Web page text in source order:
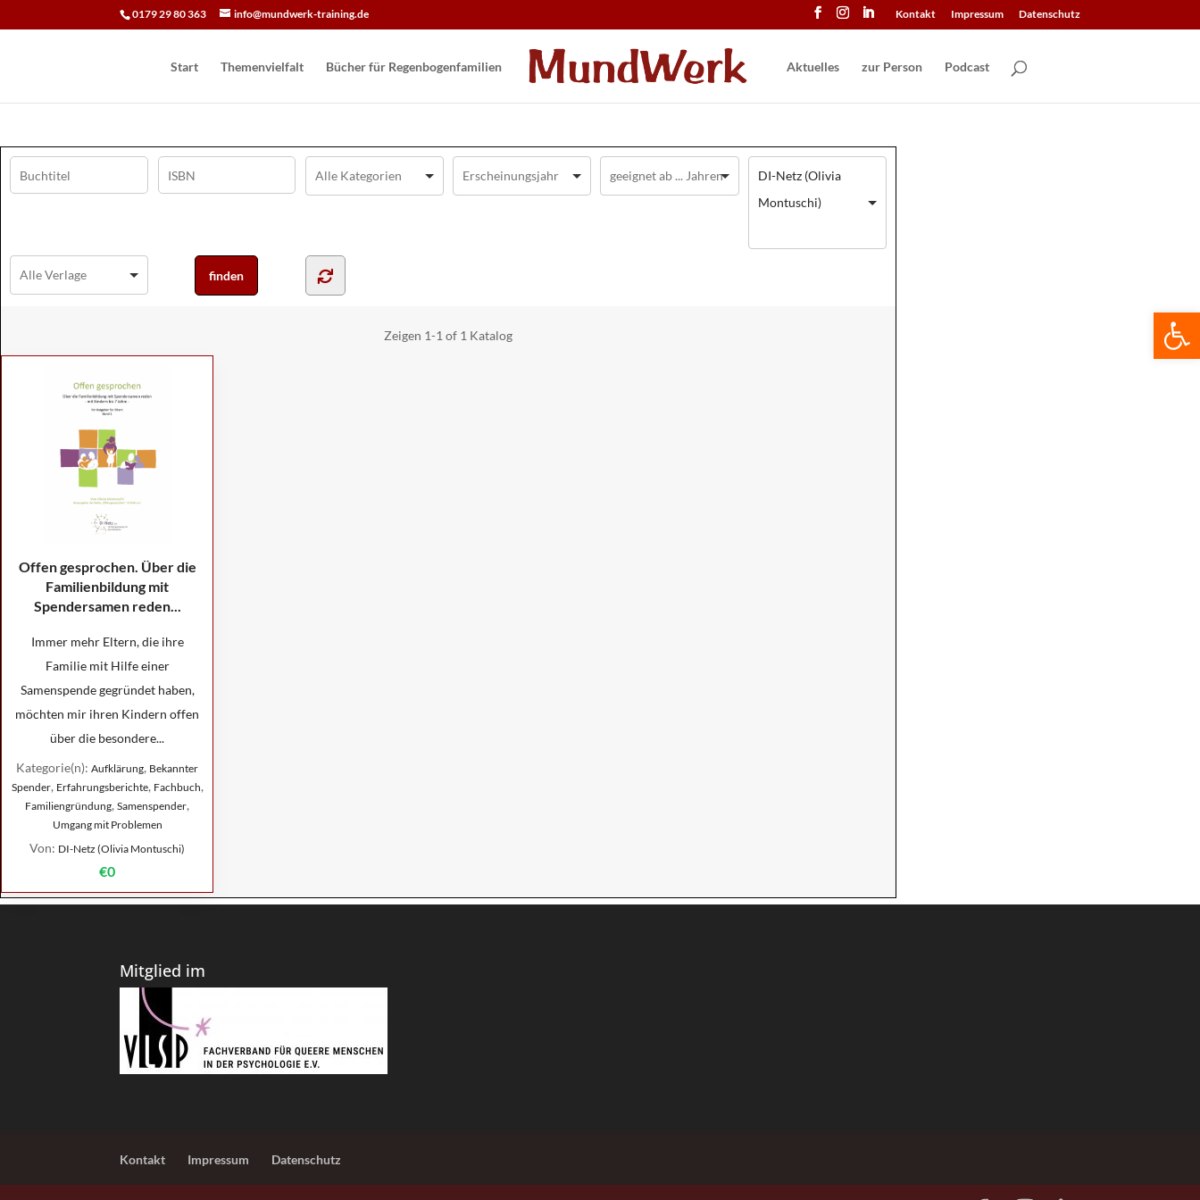
0179 29 80 363 info@mundwerk-training.de Kontakt Impressum Datenschutz
Start Themenvielfalt Bücher für Regen­bogen­familien Aktuelles zur Person Podcast
DI-Netz (Olivia
Montuschi)
Zeigen 1-1 of 1 Katalog
Offen gesprochen. Über die
Familienbildung mit
Spendersamen reden...
Immer mehr Eltern, die ihre
Familie mit Hilfe einer
Samenspende gegründet haben,
möchten mir ihren Kindern offen
über die besondere...
Kategorie(n): Aufklärung, Bekannter
Spender, Erfahrungsberichte, Fachbuch,
Familiengründung, Samenspender,
Umgang mit Problemen
Von: DI-Netz (Olivia Montuschi)
€0
Mitglied im
Kontakt Impressum Datenschutz